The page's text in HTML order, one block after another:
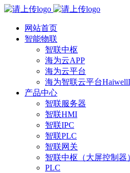
网站首页
智能物联
智联中枢
海为云APP
海为云平台
海为智联云平台
产品中心
智联服务器
智联HMI
智联IPC
智联PLC
智联网关
智联中枢（大屏控制器
PLC